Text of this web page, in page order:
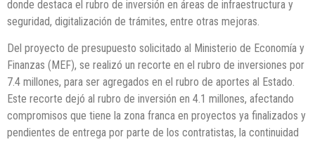
donde destaca el rubro de inversión en áreas de infraestructura y
seguridad, digitalización de trámites, entre otras mejoras.
Del proyecto de presupuesto solicitado al Ministerio de Economía y
Finanzas (MEF), se realizó un recorte en el rubro de inversiones por
7.4 millones, para ser agregados en el rubro de aportes al Estado.
Este recorte dejó al rubro de inversión en 4.1 millones, afectando
compromisos que tiene la zona franca en proyectos ya finalizados y
pendientes de entrega por parte de los contratistas, la continuidad